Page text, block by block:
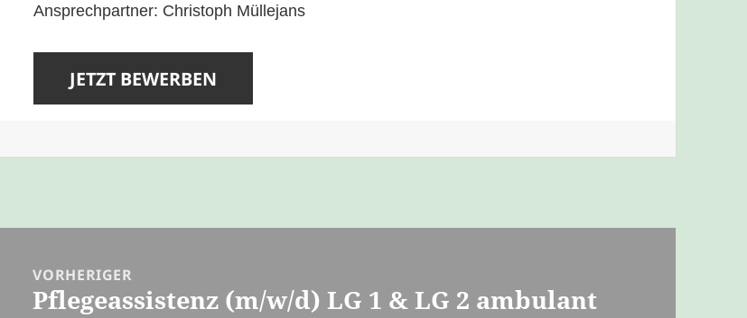
Ansprechpartner: Christoph Müllejans
VORHERIGER
Vorheriger
Pflegeassistenz (m/w/d) LG 1 & LG 2 ambulant